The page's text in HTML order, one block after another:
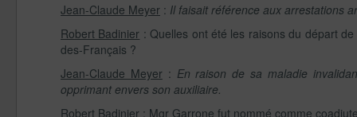
Jean-Claude Meyer : Il faisait référence aux arrestations
Robert Badinier : Quelles ont été les raisons du départ
des-Français ?
Jean-Claude Meyer: En raison de sa maladie
opprimant envers son auxiliaire.
Robert Badinier : Mgr Garrone fut nommé comme